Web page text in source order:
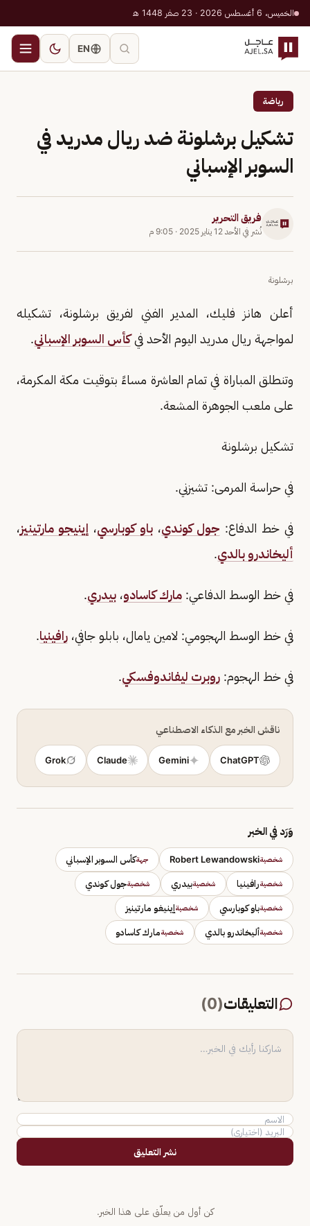
الخميس، 6 أغسطس 2026 · 23 صفر 1448 هـ
EN
رياضة
تشكيل برشلونة ضد ريال مدريد في
السوبر الإسباني
فريق التحرير
نُشر في الأحد 12 يناير 2025 · 9:05 م
برشلونة
أعلن هانز فليك، المدير الفني لفريق برشلونة، تشكيله
لمواجهة ريال مدريد اليوم الأحد فيكأس السوبر الإسباني.
وتنطلق المباراة في تمام العاشرة مساءً بتوقيت مكة المكرمة،
على ملعب الجوهرة المشعة.
تشكيل برشلونة
في حراسة المرمى: تشيزني.
في خط الدفاع: جول كوندي،باو كوبارسي، إينيجو مارتينيز،
أليخاندرو بالدي.
في خط الوسط الدفاعي: مارك كاسادو، بيدري.
في خط الوسط الهجومي: لامين يامال، بابلو جافي، رافينيا.
في خط الهجوم: روبرت ليفاندوفسكي.
ناقش الخبر مع الذكاء الاصطناعي
ChatGPT
Gemini
Claude
Grok
وَرَد في الخبر
شخصيةRobert Lewandowski جهةكأس السوبر الإسباني
شخصيةرافينيا شخصيةبيدري شخصيةجول كوندي
شخصيةباو كوبارسي شخصيةإينيغو مارتينيز
شخصيةأليخاندرو بالدي شخصيةمارك كاسادو
التعليقات(
0
)
نشر التعليق
كن أول من يعلّق على هذا الخبر.